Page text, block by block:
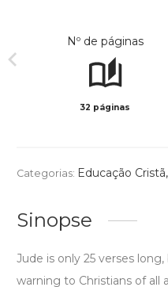
Nº de páginas
32 páginas
Categorias: Educação Cristã,
Sinopse
Jude is only 25 verses
warning to Christians of all